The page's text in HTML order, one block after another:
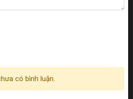
có bình luận.